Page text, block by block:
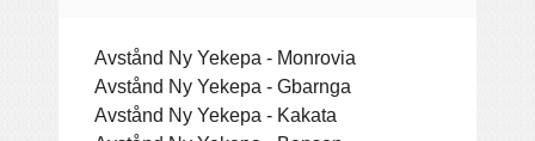
Avstånd Ny Yekepa - Monrovia
Avstånd Ny Yekepa - Gbarnga
Avstånd Ny Yekepa - Kakata